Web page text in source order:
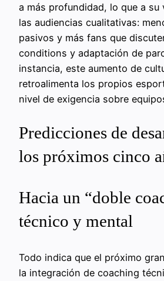
a más profundidad, lo que a su
las audiencias cualitativas:
pasivos y más fans que
conditions y adaptación de
instancia, este aumento de
retroalimenta los propios
nivel de exigencia sobre
Predicciones de
los próximos cinco
Hacia un “doble
técnico y mental
Todo indica que el próximo
la integración de coaching